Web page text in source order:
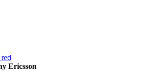
Ericsson